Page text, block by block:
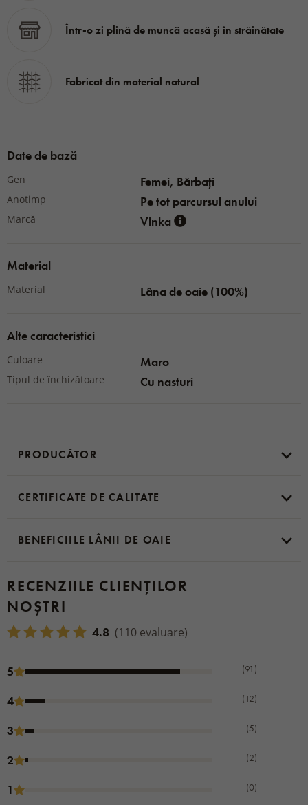
Material: 100% lână de oaie Merino
Într-o zi plină de muncă acasă și în străinătate
Fabricat din material natural
Date de bază
Gen Femei, Bărbați
Anotimp Pe tot parcursul anului
Marcă Vlnka
Material
Material Lâna de oaie (100%)
Alte caracteristici
Culoare Maro
Tipul de închizătoare Cu nasturi
PRODUCĂTOR
CERTIFICATE DE CALITATE
BENEFICIILE LÂNII DE OAIE
RECENZIILE CLIENȚILOR
NOȘTRI
4.8 (110 evaluare)
5 (91)
4 (12)
3 (5)
2 (2)
1 (0)